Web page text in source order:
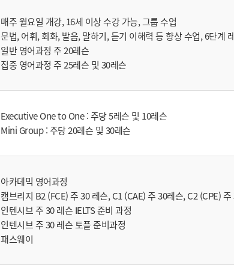
매주 월요일 개강, 16세 이상 수강 가능, 그룹 수업
문법, 어휘, 회화, 발음, 말하기, 듣기 이해력 등 향상 수업, 6단계
일반 영어과정 주 20레슨
집중 영어과정 주 25레슨 및 30레슨
Executive One to One : 주당 5레슨 및 10레슨
Mini Group : 주당 20레슨 및 30레슨
아카데믹 영어과정
캠브리지 B2 (FCE) 주 30 레슨, C1 (CAE) 주 30레슨, C2 (CPE)
인텐시브 주 30 레슨 IELTS 준비 과정
인텐시브 주 30 레슨 토플 준비과정
패스웨이